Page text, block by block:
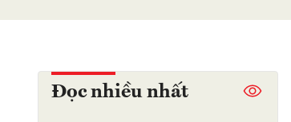
Đọc nhiều nhất